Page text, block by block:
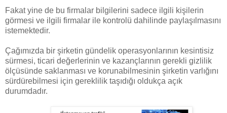
Fakat yine de bu firmalar bilgilerini sadece ilgili kişilerin
görmesi ve ilgili firmalar ile kontrolü dahilinde paylaşılmasını
istemektedir.
Çağımızda bir şirketin gündelik operasyonlarının kesintisiz
sürmesi, ticari değerlerinin ve kazançlarının gerekli gizlilik
ölçüsünde saklanması ve korunabilmesinin şirketin varlığını
sürdürebilmesi için gereklilik taşıdığı oldukça açık
durumdadır.